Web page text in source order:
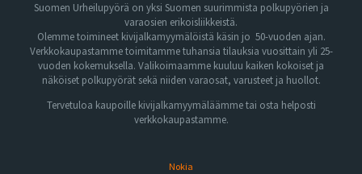
Suomen Urheilupyörä on yksi Suomen suurimmista polkupyörien ja
varaosien erikoisliikkeistä.
Olemme toimineet kivijalkamyymälöistä käsin jo 50-vuoden ajan.
Verkkokaupastamme toimitamme tuhansia tilauksia vuosittain yli 25-
vuoden kokemuksella. Valikoimaamme kuuluu kaiken kokoiset ja
näköiset polkupyörät sekä niiden varaosat, varusteet ja huollot.
Tervetuloa kaupoille kivijalkamyymäläämme tai osta helposti
verkkokaupastamme.
Nokia